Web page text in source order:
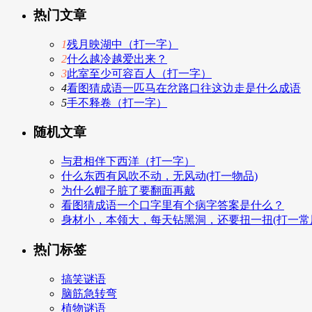
热门文章
1残月映湖中（打一字）
2什么越冷越爱出来？
3此室至少可容百人（打一字）
4看图猜成语一匹马在岔路口往这边走是什么成语
5手不释卷（打一字）
随机文章
与君相伴下西洋（打一字）
什么东西有风吹不动，无风动(打一物品)
为什么帽子脏了要翻面再戴
看图猜成语一个口字里有个病字答案是什么？
身材小，本领大，每天钻黑洞，还要扭一扭(打一
热门标签
搞笑谜语
脑筋急转弯
植物谜语